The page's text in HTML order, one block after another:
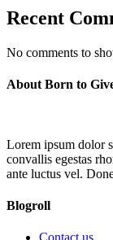
Recent
No comments to
About Born to
Lorem ipsum dolor
convallis egestas
ante luctus vel.
Blogroll
Contact us